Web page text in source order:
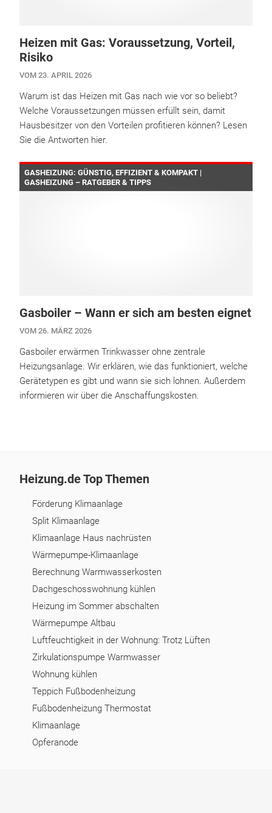
Heizen mit Gas: Voraussetzung, Vorteil,
Risiko
VOM 23. APRIL 2026
Warum ist das Heizen mit Gas nach wie vor so beliebt?
Welche Voraussetzungen müssen erfüllt sein, damit
Hausbesitzer von den Vorteilen profitieren können? Lesen
Sie die Antworten hier.
GASHEIZUNG: GÜNSTIG, EFFIZIENT & KOMPAKT |
GASHEIZUNG – RATGEBER & TIPPS
Gasboiler – Wann er sich am besten eignet
VOM 26. MÄRZ 2026
Gasboiler erwärmen Trinkwasser ohne zentrale
Heizungsanlage. Wir erklären, wie das funktioniert, welche
Gerätetypen es gibt und wann sie sich lohnen. Außerdem
informieren wir über die Anschaffungskosten.
Heizung.de Top Themen
Förderung Klimaanlage
Split Klimaanlage
Klimaanlage Haus nachrüsten
Wärmepumpe-Klimaanlage
Berechnung Warmwasserkosten
Dachgeschosswohnung kühlen
Heizung im Sommer abschalten
Wärmepumpe Altbau
Luftfeuchtigkeit in der Wohnung: Trotz Lüften
Zirkulationspumpe Warmwasser
Wohnung kühlen
Teppich Fußbodenheizung
Fußbodenheizung Thermostat
Klimaanlage
Opferanode